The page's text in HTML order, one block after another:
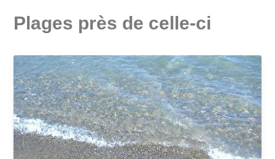
Plages près de celle-ci